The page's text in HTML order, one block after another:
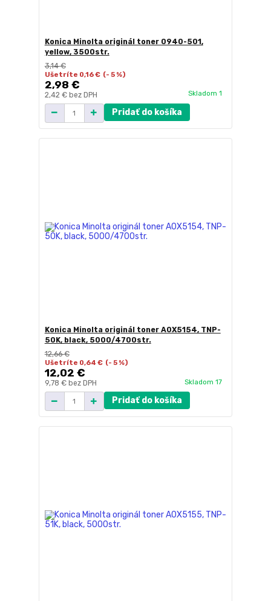
Konica Minolta originál toner 0940-501,
yellow, 3500str.
3,14 €
Ušetríte 0,16 € (- 5 %)
2,98 €
2,42 € bez DPH Skladom 1
Pridať do košíka
Konica Minolta originál toner A0X5154, TNP-
50K, black, 5000/4700str.
12,66 €
Ušetríte 0,64 € (- 5 %)
12,02 €
9,78 € bez DPH Skladom 17
Pridať do košíka